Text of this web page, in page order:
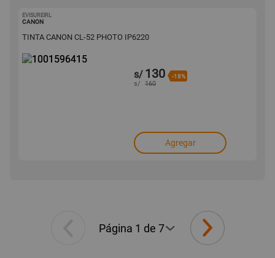
EVISUREIRL
CANON
TINTA CANON CL-52 PHOTO IP6220
s/ 130 -18%
s/ 160
Agregar